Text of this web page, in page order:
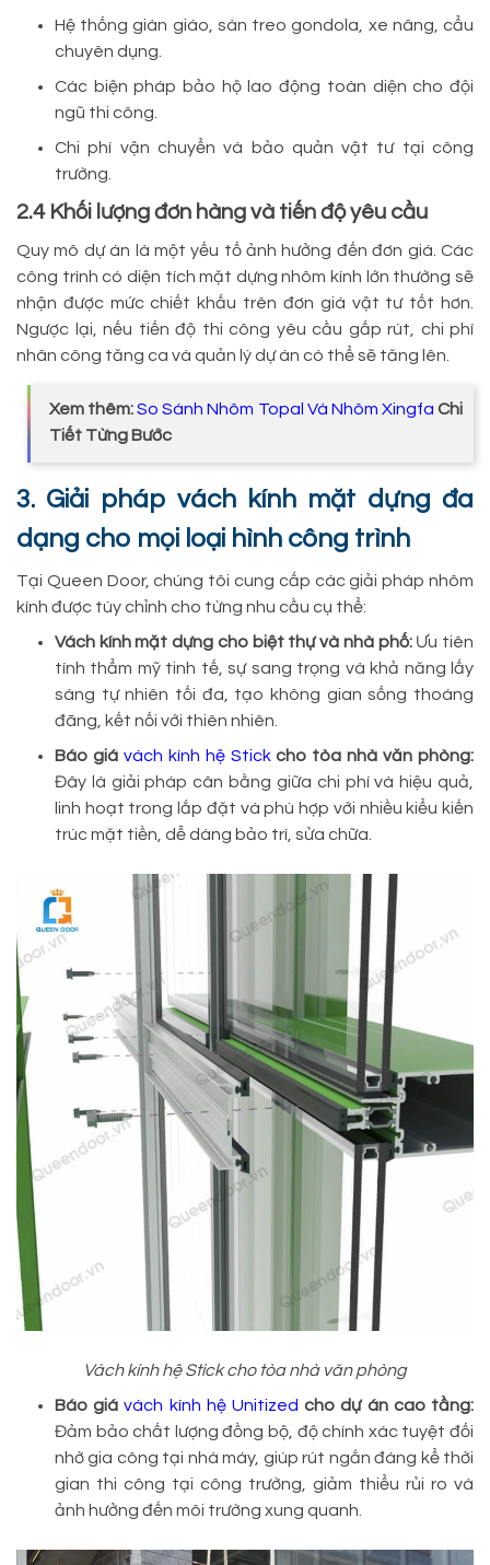
Hệ thống giàn giáo, sàn treo gondola, xe nâng, cẩu
chuyên dụng.
Các biện pháp bảo hộ lao động toàn diện cho đội
ngũ thi công.
Chi phí vận chuyển và bảo quản vật tư tại công
trường.
2.4 Khối lượng đơn hàng và tiến độ yêu cầu
Quy mô dự án là một yếu tố ảnh hưởng đến đơn giá. Các
công trình có diện tích mặt dựng nhôm kính lớn thường sẽ
nhận được mức chiết khấu trên đơn giá vật tư tốt hơn.
Ngược lại, nếu tiến độ thi công yêu cầu gấp rút, chi phí
nhân công tăng ca và quản lý dự án có thể sẽ tăng lên.
Xem thêm:So Sánh Nhôm Topal Và Nhôm Xingfa Chi
Tiết Từng Bước
3. Giải pháp vách kính mặt dựng đa
dạng cho mọi loại hình công trình
Tại Queen Door, chúng tôi cung cấp các giải pháp nhôm
kính được tùy chỉnh cho từng nhu cầu cụ thể:
Vách kính mặt dựng cho biệt thự và nhà phố: Ưu tiên
tính thẩm mỹ tinh tế, sự sang trọng và khả năng lấy
sáng tự nhiên tối đa, tạo không gian sống thoáng
đãng, kết nối với thiên nhiên.
Báo giá vách kính hệ Stickcho tòa nhà văn phòng:
Đây là giải pháp cân bằng giữa chi phí và hiệu quả,
linh hoạt trong lắp đặt và phù hợp với nhiều kiểu kiến
trúc mặt tiền, dễ dàng bảo trì, sửa chữa.
Vách kính hệ Stick cho tòa nhà văn phòng
Báo giávách kính hệ Unitized cho dự án cao tầng:
Đảm bảo chất lượng đồng bộ, độ chính xác tuyệt đối
nhờ gia công tại nhà máy, giúp rút ngắn đáng kể thời
gian thi công tại công trường, giảm thiểu rủi ro và
ảnh hưởng đến môi trường xung quanh.